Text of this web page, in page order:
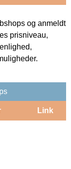
og anmeldt
prisniveau,
Link